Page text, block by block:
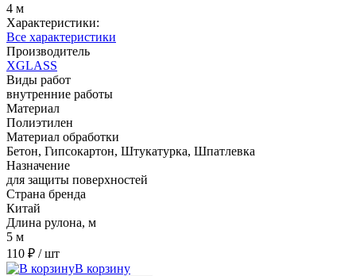
4 м
Характеристики:
Все характеристики
Производитель
XGLASS
Виды работ
внутренние работы
Материал
Полиэтилен
Материал обработки
Бетон, Гипсокартон, Штукатурка, Шпатлевка
Назначение
для защиты поверхностей
Страна бренда
Китай
Длина рулона, м
5 м
110 ₽ / шт
В корзину